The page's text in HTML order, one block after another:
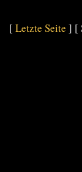
[ Letzte Seite ] [